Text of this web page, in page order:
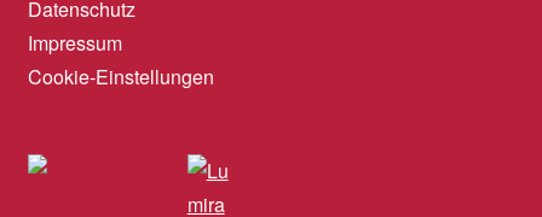
Datenschutz
Impressum
Cookie-Einstellungen